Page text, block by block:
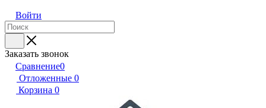
Войти
Заказать звонок
Сравнение0
Отложенные 0
Корзина 0